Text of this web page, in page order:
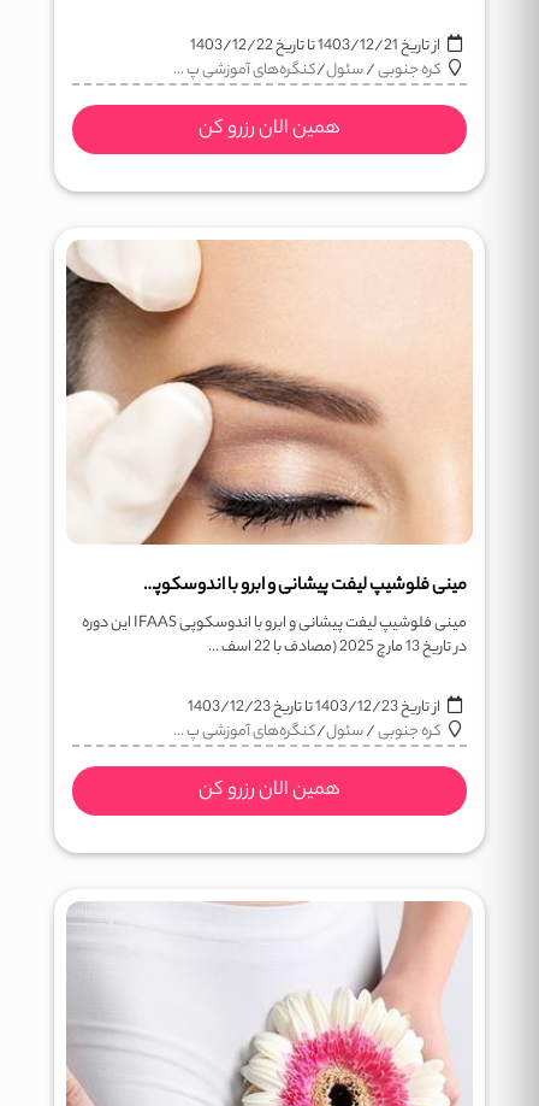
از تاریخ1403/12/21تا تاریخ1403/12/22
کره جنوبی/سئول/کنگره‌های آموزشی پ ...
همین الان رزرو کن
مینی فلوشیپ لیفت پیشانی و ابرو با اندوسکوپی IFAAS
مینی فلوشیپ لیفت پیشانی و ابرو با اندوسکوپی IFAAS این دوره
در تاریخ 13 مارچ 2025 (مصادف با 22 اسف ...
از تاریخ1403/12/23تا تاریخ1403/12/23
کره جنوبی/سئول/کنگره‌های آموزشی پ ...
همین الان رزرو کن